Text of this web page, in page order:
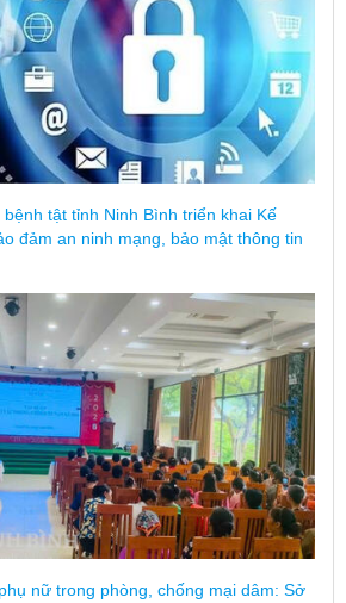
tật tỉnh Ninh Bình triển khai Kế
đảm an ninh mạng, bảo mật thông tin
nữ trong phòng, chống mại dâm: Sở